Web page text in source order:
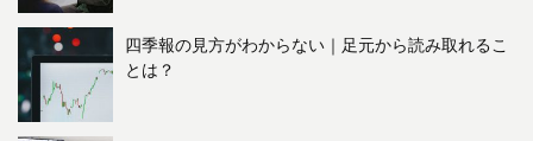
四季報の見方がわからない｜足元から読み取れるこ
とは？